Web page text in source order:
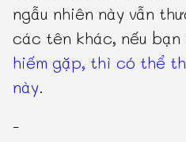
ngẫu nhiên này vẫn
các tên khác, nếu bạn
hiếm gặp, thì có thể
này.
-